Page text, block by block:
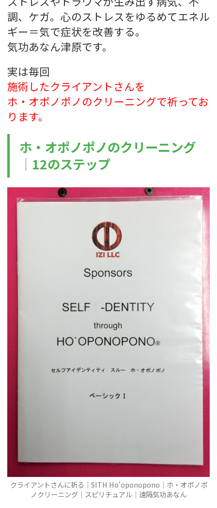
調、ケガ。心のストレスをゆるめてエネル
ギー＝気で症状を改善する。
気功あなん津原です。
実は毎回
施術したクライアントさんを
ホ・オポノポノのクリーニングで祈ってお
ります。
ホ・オポノポノのクリーニング
｜12のステップ
クライアントさんに祈る｜SITH Ho'oponopono｜ホ・オポノポ
ノクリーニング｜スピリチュアル｜遠隔気功あなん